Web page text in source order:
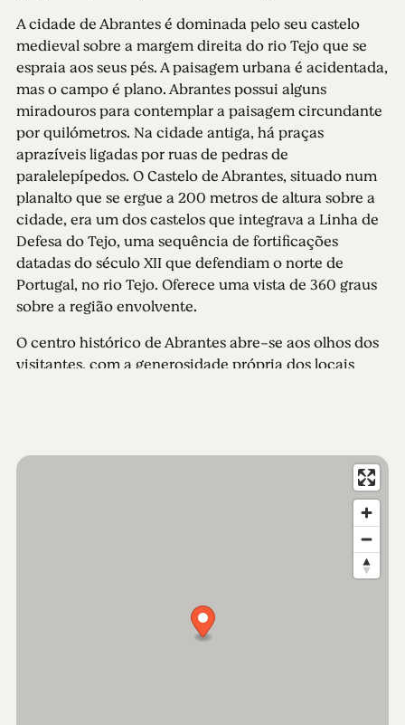
A cidade de Abrantes é dominada pelo seu castelo
medieval sobre a margem direita do rio Tejo que se
espraia aos seus pés. A paisagem urbana é acidentada,
mas o campo é plano. Abrantes possui alguns
miradouros para contemplar a paisagem circundante
por quilómetros. Na cidade antiga, há praças
aprazíveis ligadas por ruas de pedras de
paralelepípedos. O Castelo de Abrantes, situado num
planalto que se ergue a 200 metros de altura sobre a
cidade, era um dos castelos que integrava a Linha de
Defesa do Tejo, uma sequência de fortificações
datadas do século XII que defendiam o norte de
Portugal, no rio Tejo. Oferece uma vista de 360 graus
sobre a região envolvente.
O centro histórico de Abrantes abre-se aos olhos dos
visitantes, com a generosidade própria dos locais
Vicente, Misericórdia ou São João Baptista –
conventos e casas senhoriais, num colorido de
O Muse Ibérico de Arqueologia e Arte de Abrantes -
futuro. Alojado no Convento de S. Domingos do
século XVI, este edifício nobre da cidade foi renovado